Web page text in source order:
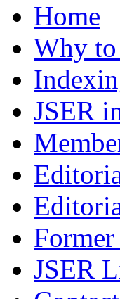
Home
Why
JSER
JSER